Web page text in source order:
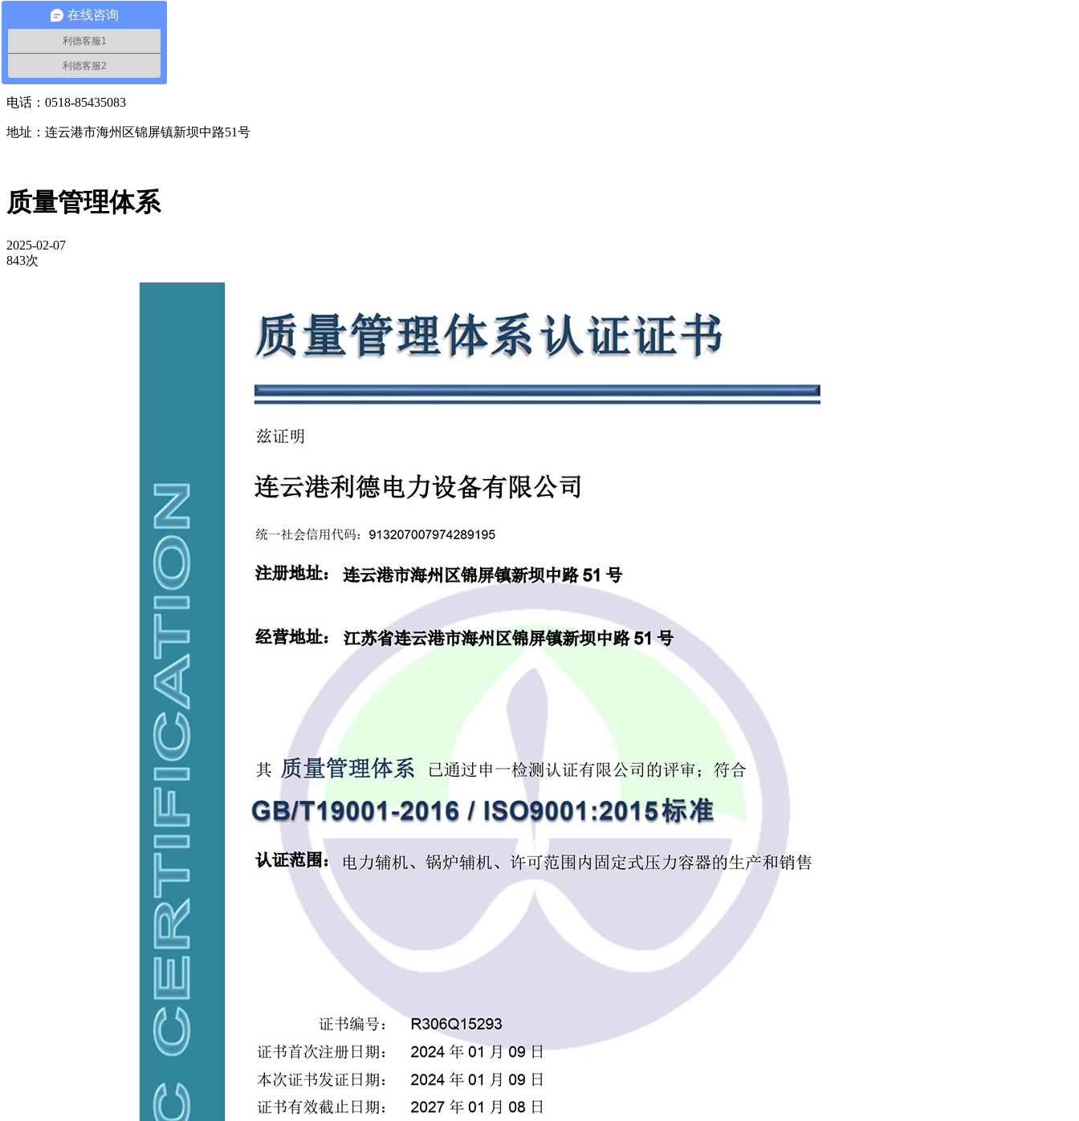
联系我们 Contact Us
联系人：李经理
电话：13851284178
电话：0518-85435083
地址：连云港市海州区锦屏镇新坝中路51号
质量管理体系
2025-02-07
843次
在线咨询
利德客服1
利德客服2